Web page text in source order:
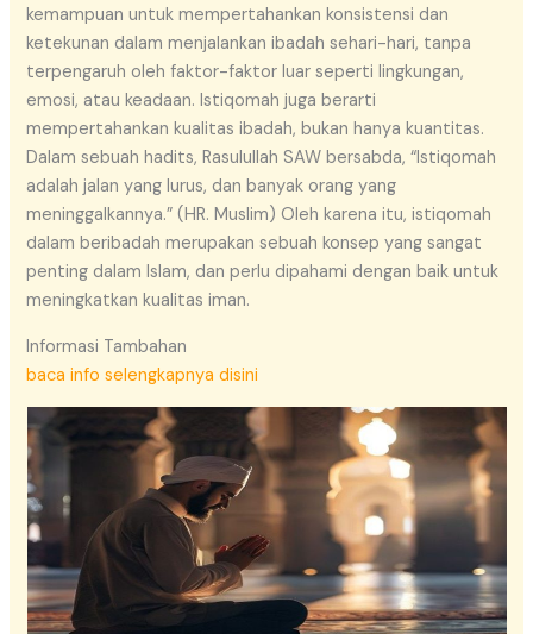
kemampuan untuk mempertahankan konsistensi dan
ketekunan dalam menjalankan ibadah sehari-hari, tanpa
terpengaruh oleh faktor-faktor luar seperti lingkungan,
emosi, atau keadaan. Istiqomah juga berarti
mempertahankan kualitas ibadah, bukan hanya kuantitas.
Dalam sebuah hadits, Rasulullah SAW bersabda, “Istiqomah
adalah jalan yang lurus, dan banyak orang yang
meninggalkannya.” (HR. Muslim) Oleh karena itu, istiqomah
dalam beribadah merupakan sebuah konsep yang sangat
penting dalam Islam, dan perlu dipahami dengan baik untuk
meningkatkan kualitas iman.
Informasi Tambahan
baca info selengkapnya disini